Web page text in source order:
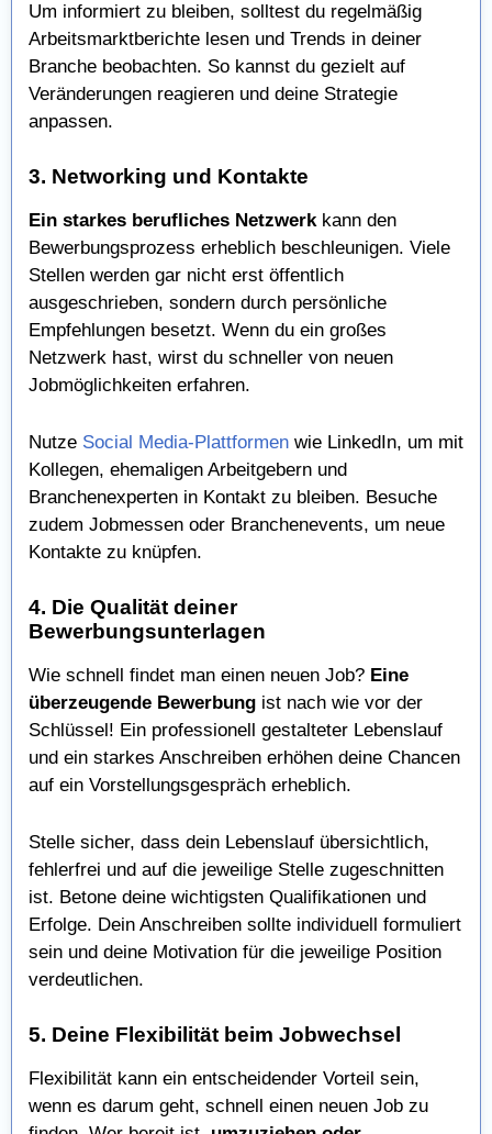
Um informiert zu bleiben, solltest du regelmäßig
Arbeitsmarktberichte lesen und Trends in deiner
Branche beobachten. So kannst du gezielt auf
Veränderungen reagieren und deine Strategie
anpassen.
3. Networking und Kontakte
Ein starkes berufliches Netzwerkkann den
Bewerbungsprozess erheblich beschleunigen. Viele
Stellen werden gar nicht erst öffentlich
ausgeschrieben, sondern durch persönliche
Empfehlungen besetzt. Wenn du ein großes
Netzwerk hast, wirst du schneller von neuen
Jobmöglichkeiten erfahren.
Nutze Social Media-Plattformen wie LinkedIn, um mit
Kollegen, ehemaligen Arbeitgebern und
Branchenexperten in Kontakt zu bleiben. Besuche
zudem Jobmessen oder Branchenevents, um neue
Kontakte zu knüpfen.
4. Die Qualität deiner
Bewerbungsunterlagen
Wie schnell findet man einen neuen Job? Eine
überzeugende Bewerbung ist nach wie vor der
Schlüssel! Ein professionell gestalteter Lebenslauf
und ein starkes Anschreiben erhöhen deine Chancen
auf ein Vorstellungsgespräch erheblich.
Stelle sicher, dass dein Lebenslauf übersichtlich,
fehlerfrei und auf die jeweilige Stelle zugeschnitten
ist. Betone deine wichtigsten Qualifikationen und
Erfolge. Dein Anschreiben sollte individuell formuliert
sein und deine Motivation für die jeweilige Position
verdeutlichen.
5. Deine Flexibilität beim Jobwechsel
Flexibilität kann ein entscheidender Vorteil sein,
wenn es darum geht, schnell einen neuen Job zu